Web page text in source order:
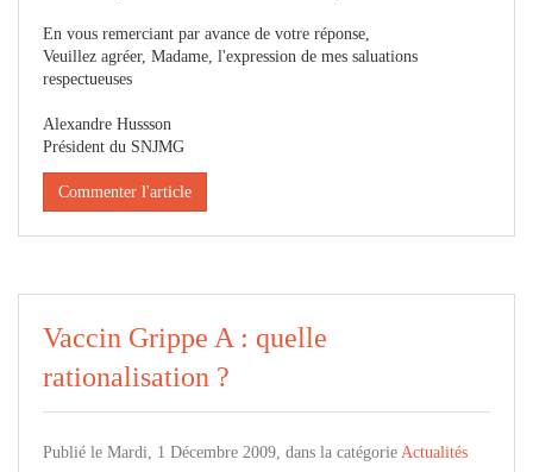
En vous remerciant par avance de votre réponse,
Veuillez agréer, Madame, l'expression de mes saluations
respectueuses
Alexandre Hussson
Président du SNJMG
Commenter l'article
Vaccin Grippe A : quelle
rationalisation ?
Publié le Mardi, 1 Décembre 2009, dans la catégorie Actualités